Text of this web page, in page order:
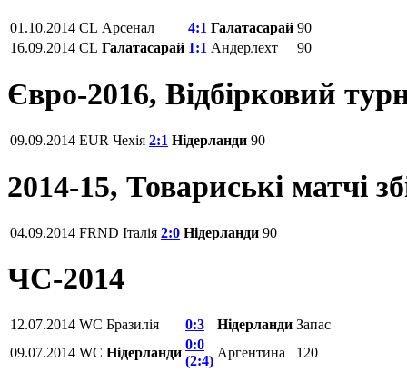
01.10.2014 CL Арсенал 4:1 Галатасарай 90
16.09.2014 CL Галатасарай 1:1 Андерлехт 90
Євро-2016, Відбірковий
09.09.2014 EUR Чехія 2:1 Нідерланди 90
2014-15, Товариські матчі
04.09.2014 FRND Італія 2:0 Нідерланди 90
ЧС-2014
12.07.2014 WC Бразилія 0:3 Нідерланди Запас
09.07.2014 WC Нідерланди
0:0
(2:4)
Аргентина 120